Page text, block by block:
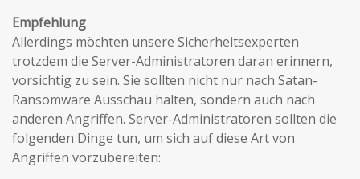
Empfehlung
Allerdings möchten unsere Sicherheitsexperten
trotzdem die Server-Administratoren daran erinnern,
vorsichtig zu sein. Sie sollten nicht nur nach Satan-
Ransomware Ausschau halten, sondern auch nach
anderen Angriffen. Server-Administratoren sollten die
folgenden Dinge tun, um sich auf diese Art von
Angriffen vorzubereiten: